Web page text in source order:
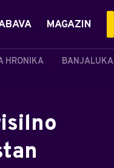
HRONIKA BANJALUKA
MAGAZIN